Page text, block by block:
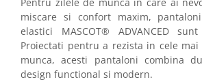
Caiete si blocnotesuri
personalizate
Stampile, tusiere si tus
Protectia muncii si Imbracaminte
miscare si confort maxim,
elastici MASCOT® ADVANCED
Proiectati pentru a rezista in cele
munca, acesti pantaloni combina
design functional si modern.